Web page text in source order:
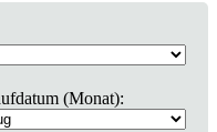
(Monat):